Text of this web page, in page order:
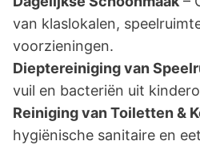
van klaslokalen,
voorzieningen.
Dieptereiniging van
vuil en bacteriën uit
Reiniging van Toiletten &
hygiënische sanitaire en